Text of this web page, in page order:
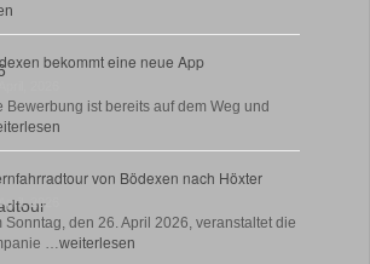
bekommt eine neue App
2026
Bewerbung ist bereits auf dem Weg und
von Bödexen nach Höxter
2026
Sonntag, den 26. April 2026, veranstaltet die
…weiterlesen